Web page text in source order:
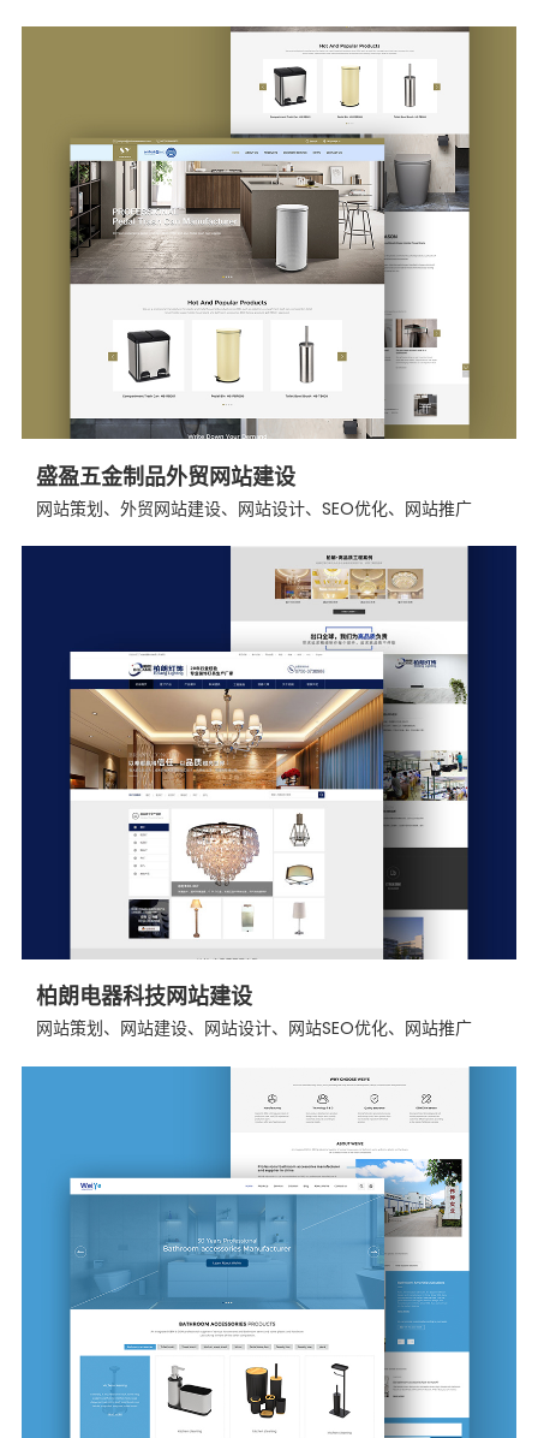
盛盈五金制品外贸网站建设
网站策划、外贸网站建设、网站设计、SEO优化、网站推广
柏朗电器科技网站建设
网站策划、网站建设、网站设计、网站SEO优化、网站推广